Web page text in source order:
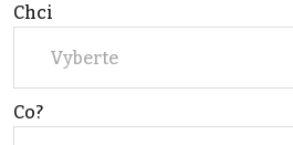
Chci
Vyberte
Co?